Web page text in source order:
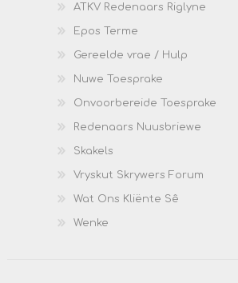
ATKV Redenaars Riglyne
Epos Terme
Gereelde vrae / Hulp
Nuwe Toesprake
Onvoorbereide Toesprake
Redenaars Nuusbriewe
Skakels
Vryskut Skrywers Forum
Wat Ons Kliënte Sê
Wenke